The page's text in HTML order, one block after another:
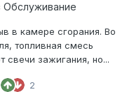
Обслуживание
в камере сгорания. Во
топливная смесь
свечи зажигания, но...
2